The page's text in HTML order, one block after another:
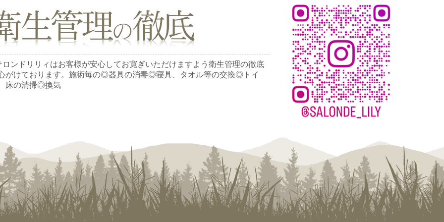
ロンドリリィはお客様が安心してお寛ぎいただけますよう衛生管理の徹底
がけております。施術毎の◎器具の消毒◎寝具、タオル等の交換◎トイ
床の清掃◎換気